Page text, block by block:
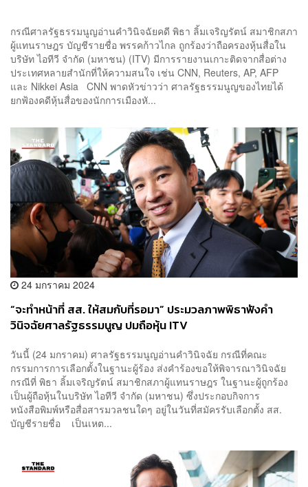
กรณีศาลรัฐธรรมนูญอ่านคำวินิจฉัยคดี พิธา ลิ้มเจริญรัตน์ สมาชิกสภา
ผู้แทนราษฎร บัญชีรายชื่อ พรรคก้าวไกล ถูกร้องว่าถือครองหุ้นสื่อใน
บริษัท ไอทีวี จำกัด (มหาชน) (ITV) มีการรายงานเกาะติดจากสื่อต่าง
ประเทศหลายสำนักที่ให้ความสนใจ เช่น CNN, Reuters, AP, AFP
และ Nikkei Asia CNN พาดหัวข่าวว่า ศาลรัฐธรรมนูญของไทยได้
ยกฟ้องคดีหุ้นสื่อของนักการเมืองหั...
24 มกราคม 2024
“จะทำหน้าที่ สส. ให้สมกับที่รอมา” ประมวลภาพพิธาฟังคำ
วินิจฉัยศาลรัฐธรรมนูญ ปมถือหุ้น ITV
วันนี้ (24 มกราคม) ศาลรัฐธรรมนูญอ่านคำวินิจฉัย กรณีที่คณะ
กรรมการการเลือกตั้งในฐานะผู้ร้อง ส่งคำร้องขอให้พิจารณาวินิจฉัย
กรณีที่ พิธา ลิ้มเจริญรัตน์ สมาชิกสภาผู้แทนราษฎร ในฐานะผู้ถูกร้อง
เป็นผู้ถือหุ้นในบริษัท ไอทีวี จำกัด (มหาชน) ซึ่งประกอบกิจการ
หนังสือพิมพ์หรือสื่อสารมวลชนใดๆ อยู่ในวันที่สมัครรับเลือกตั้ง สส.
บัญชีรายชื่อ เป็นเหต...